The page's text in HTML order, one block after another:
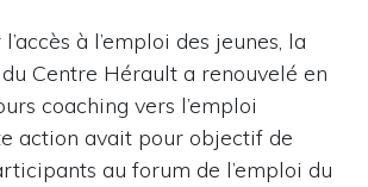
à l’emploi des jeunes, la
Centre Hérault a renouvelé en
coaching vers l’emploi
action avait pour objectif de
au forum de l’emploi du